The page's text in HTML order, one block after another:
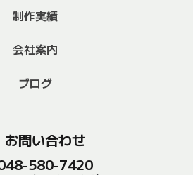
制作実績
会社案内
ブログ
お問い合わせ
580-7420